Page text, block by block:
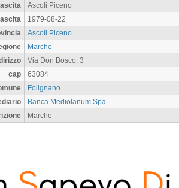
Ascoli Piceno
1979-08-22
Ascoli Piceno
Marche
Via Don Bosco, 3
cap
63084
Folignano
Banca Mediolanum Spa
Marche